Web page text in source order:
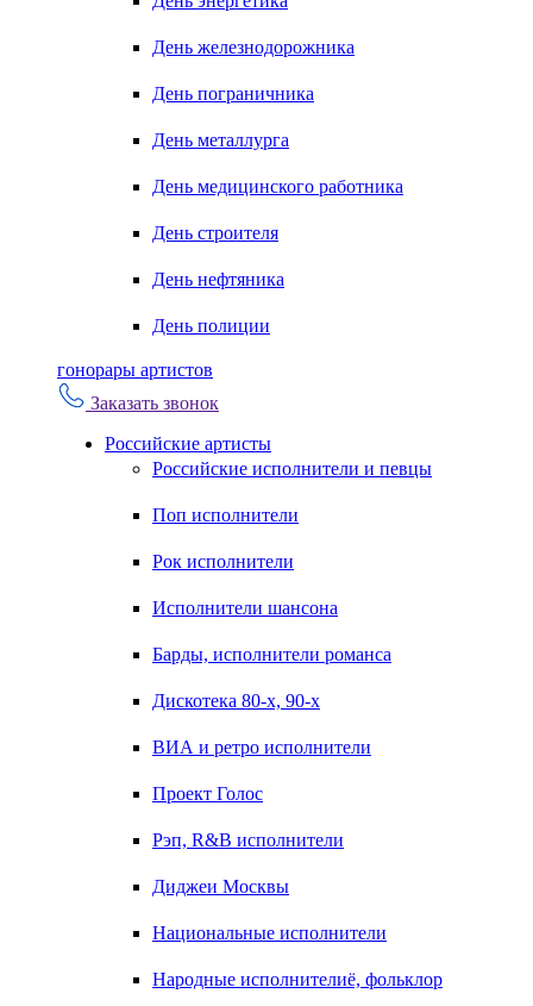
День железнодорожника
День пограничника
День металлурга
День медицинского работника
День строителя
День нефтяника
День полиции
гонорары артистов
Заказать звонок
Российские артисты
Российские исполнители и певцы
Поп исполнители
Рок исполнители
Исполнители шансона
Барды, исполнители романса
Дискотека 80-х, 90-х
ВИА и ретро исполнители
Проект Голос
Рэп, R&B исполнители
Диджеи Москвы
Национальные исполнители
Народные исполнителиё, фольклор